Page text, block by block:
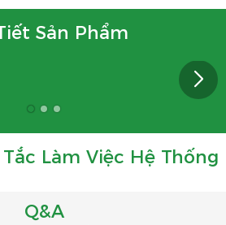
Sản Phẩm
Làm Việc Hệ Thống
Q&A